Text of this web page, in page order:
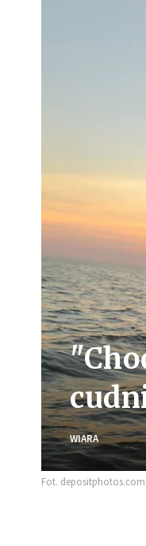
WIARA
Fot. depositphotos.com